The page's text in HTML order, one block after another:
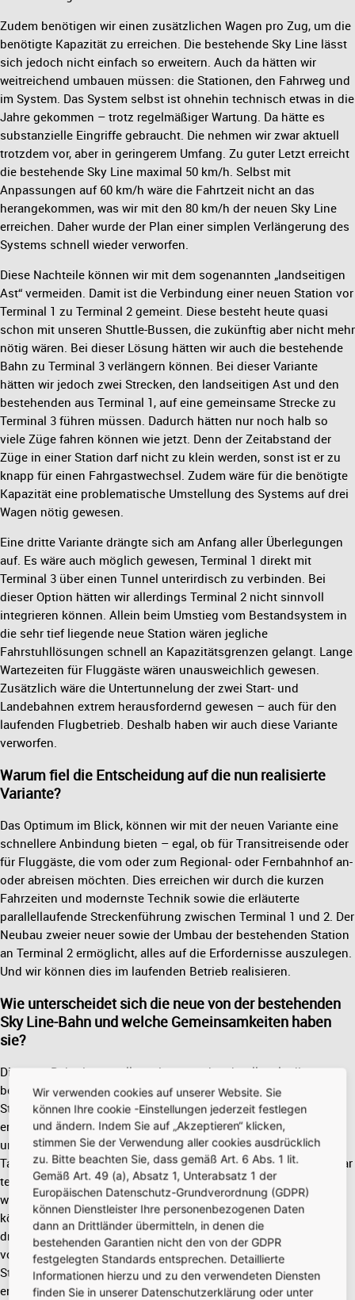
Zudem benötigen wir einen zusätzlichen Wagen pro Zug, um die
benötigte Kapazität zu erreichen. Die bestehende Sky Line lässt
sich jedoch nicht einfach so erweitern. Auch da hätten wir
weitreichend umbauen müssen: die Stationen, den Fahrweg und
im System. Das System selbst ist ohnehin technisch etwas in die
Jahre gekommen – trotz regelmäßiger Wartung. Da hätte es
substanzielle Eingriffe gebraucht. Die nehmen wir zwar aktuell
trotzdem vor, aber in geringerem Umfang. Zu guter Letzt erreicht
die bestehende Sky Line maximal 50 km/h. Selbst mit
Anpassungen auf 60 km/h wäre die Fahrtzeit nicht an das
herangekommen, was wir mit den 80 km/h der neuen Sky Line
erreichen. Daher wurde der Plan einer simplen Verlängerung des
Systems schnell wieder verworfen.
Diese Nachteile können wir mit dem sogenannten „landseitigen
Ast“ vermeiden. Damit ist die Verbindung einer neuen Station vor
Terminal 1 zu Terminal 2 gemeint. Diese besteht heute quasi
schon mit unseren Shuttle-Bussen, die zukünftig aber nicht mehr
nötig wären. Bei dieser Lösung hätten wir auch die bestehende
Bahn zu Terminal 3 verlängern können. Bei dieser Variante
hätten wir jedoch zwei Strecken, den landseitigen Ast und den
bestehenden aus Terminal 1, auf eine gemeinsame Strecke zu
Terminal 3 führen müssen. Dadurch hätten nur noch halb so
viele Züge fahren können wie jetzt. Denn der Zeitabstand der
Züge in einer Station darf nicht zu klein werden, sonst ist er zu
knapp für einen Fahrgastwechsel. Zudem wäre für die benötigte
Kapazität eine problematische Umstellung des Systems auf drei
Wagen nötig gewesen.
Eine dritte Variante drängte sich am Anfang aller Überlegungen
auf. Es wäre auch möglich gewesen, Terminal 1 direkt mit
Terminal 3 über einen Tunnel unterirdisch zu verbinden. Bei
dieser Option hätten wir allerdings Terminal 2 nicht sinnvoll
integrieren können. Allein beim Umstieg vom Bestandsystem in
die sehr tief liegende neue Station wären jegliche
Fahrstuhllösungen schnell an Kapazitätsgrenzen gelangt. Lange
Wartezeiten für Fluggäste wären unausweichlich gewesen.
Zusätzlich wäre die Untertunnelung der zwei Start- und
Landebahnen extrem herausfordernd gewesen – auch für den
laufenden Flugbetrieb. Deshalb haben wir auch diese Variante
verworfen.
Warum fiel die Entscheidung auf die nun realisierte
Variante?
Das Optimum im Blick, können wir mit der neuen Variante eine
schnellere Anbindung bieten – egal, ob für Transitreisende oder
für Fluggäste, die vom oder zum Regional- oder Fernbahnhof an-
oder abreisen möchten. Dies erreichen wir durch die kurzen
Fahrzeiten und modernste Technik sowie die erläuterte
parallellaufende Streckenführung zwischen Terminal 1 und 2. Der
Neubau zweier neuer sowie der Umbau der bestehenden Station
an Terminal 2 ermöglicht, alles auf die Erfordernisse auszulegen.
Und wir können dies im laufenden Betrieb realisieren.
Wie unterscheidet sich die neue von der bestehenden
Sky Line-Bahn und welche Gemeinsamkeiten haben
sie?
Die neue Bahn ist vor allem eines: noch schneller als die
bestehende. Diese fährt „nur“ 50 km/h, könnte auf der langen
Strecke maximal 60 km/h erreichen. Unsere neue Sky Line-Bahn
erreicht bis zu 80 km/h, was die Fahrtzeit verkürzt – immerhin
um rund eine Minute zwischen Terminal 2 und Terminal 3. Die
Taktung bleibt wie gewohnt hoch, wobei die neue Sky Line sogar
teilweise mit einer Abfahrt alle 100 Sekunden betrieben werden
wird. Beide Linien fahren mit jeweils zwei Wagen. Allerdings
können wir die Kapazität der neuen Bahn bei Bedarf mit einem
dritten Fahrzeug erhöhen. Beide Systeme werden
vollautomatisch und fahrerlos betrieben. Dadurch ist eine hohe
Stabilität im Betriebsablauf möglich. Der eigene Fahrweg, eine
entgleisungssichere mechanische Spurführung sowie eine
Wir verwenden cookies auf unserer Website. Sie
können Ihre cookie -Einstellungen jederzeit festlegen
und ändern. Indem Sie auf „Akzeptieren“ klicken,
stimmen Sie der Verwendung aller cookies ausdrücklich
zu. Bitte beachten Sie, dass gemäß Art. 6 Abs. 1 lit.
Gemäß Art. 49 (a), Absatz 1, Unterabsatz 1 der
Europäischen Datenschutz-Grundverordnung (GDPR)
können Dienstleister Ihre personenbezogenen Daten
dann an Drittländer übermitteln, in denen die
bestehenden Garantien nicht den von der GDPR
festgelegten Standards entsprechen. Detaillierte
Informationen hierzu und zu den verwendeten Diensten
finden Sie in unserer Datenschutzerklärung oder unter